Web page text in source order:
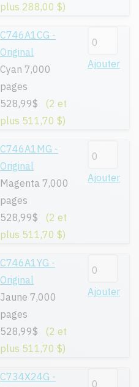
plus 288,00 $)
C746A1CG -
Original
Cyan 7,000
pages
528,99$
(2 et
plus 511,70 $)
Ajouter
C746A1MG -
Original
Magenta 7,000
pages
528,99$
(2 et
plus 511,70 $)
Ajouter
C746A1YG -
Original
Jaune 7,000
pages
528,99$
(2 et
plus 511,70 $)
Ajouter
C734X24G -